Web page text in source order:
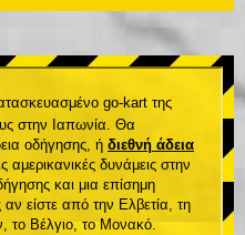
go-kart της
στην Ιαπωνία. Θα
οδήγησης, ή διεθνή άδεια
αμερικανικές δυνάμεις στην
και μια επίσημη
είστε από την Ελβετία, τη
το Βέλγιο, το Μονακό.